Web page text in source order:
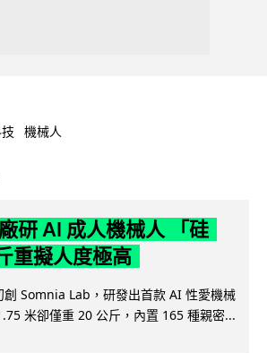
機械人
研 AI 成人機械人 「硅
重擬人度極高
創 Somnia Lab，研發出首款 AI 性愛機械
米卻僅重 20 公斤，內置 165 種親密...